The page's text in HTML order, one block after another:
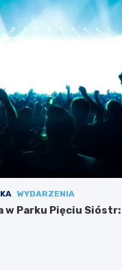
WYDARZENIA
w Parku Pięciu